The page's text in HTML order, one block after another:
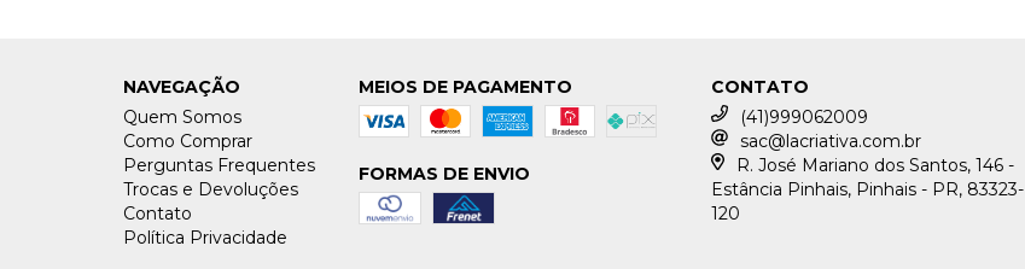
NAVEGAÇÃO
Quem Somos
Como Comprar
Perguntas Frequentes
Trocas e Devoluções
Contato
Política Privacidade
MEIOS DE PAGAMENTO
FORMAS DE ENVIO
CONTATO
(41)999062009
sac@lacriativa.com.br
R. José Mariano dos Santos, 146 -
Estância Pinhais, Pinhais - PR, 83323-
120